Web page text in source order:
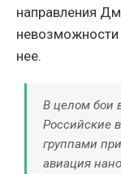
направления
невозможности
нее.
В целом бои
Российские
группами
авиация